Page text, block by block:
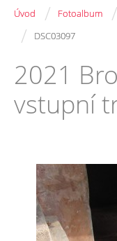
Úvod / Fotoalbum /
/ DSC03097
2021
vstupní